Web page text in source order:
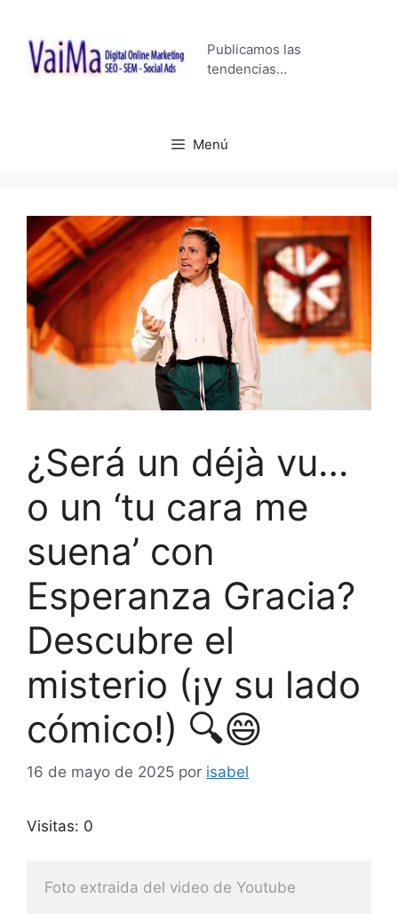
contenido
Publicamos las
tendencias…
Menú
¿Será un déjà vu…
o un ‘tu cara me
suena’ con
Esperanza Gracia?
Descubre el
misterio (¡y su lado
cómico!) 🔍😄
16 de mayo de 2025 por isabel
Visitas: 0
Foto extraida del video de Youtube